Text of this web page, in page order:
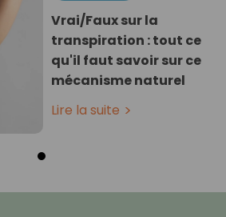
Vrai/Faux sur la
transpiration : tout ce
qu'il faut savoir sur ce
mécanisme naturel
Lire la suite